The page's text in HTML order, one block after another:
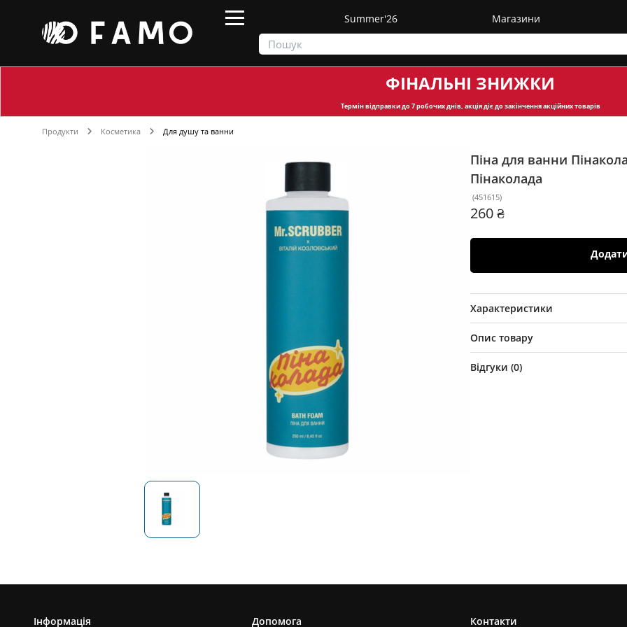
Summer'26 Магазини
ФІНАЛЬНІ ЗНИЖКИ
Термін відправкидо 7 робочих днів, акція діє до закінчення акційних товарів
Продукти Косметика Для душу та ванни
Піна для ванни
Пінаколада
(451615)
260 ₴
Характеристики
Опис товару
Відгуки (0)
Інформація Допомога Контакти